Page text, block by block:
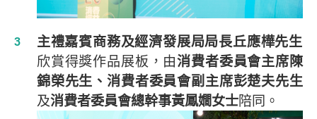
主禮嘉賓商務及經濟發展局局長丘應樺先生
欣賞得獎作品展板，由消費者委員會主席陳
錦榮先生、消費者委員會副主席彭楚夫先生
及消費者委員會總幹事黃鳳嫺女士陪同。